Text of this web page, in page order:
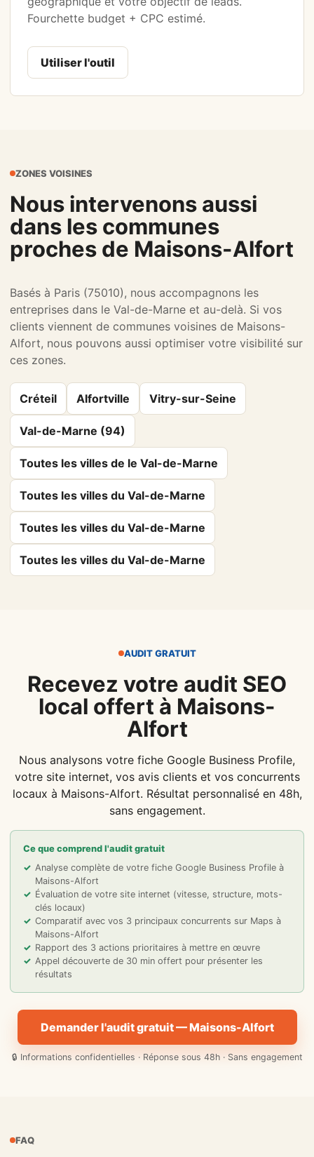
Fourchette budget + CPC estimé.
Utiliser l'outil
ZONES VOISINES
Nous intervenons aussi
dans les communes
proches de Maisons-Alfort
Basés à Paris (75010), nous accompagnons les
entreprises dans le Val-de-Marne et au-delà. Si vos
clients viennent de communes voisines de Maisons-
Alfort, nous pouvons aussi optimiser votre visibilité sur
ces zones.
Créteil Alfortville Vitry-sur-Seine
Val-de-Marne (94)
Toutes les villes de le Val-de-Marne
Toutes les villes du Val-de-Marne
Toutes les villes du Val-de-Marne
Toutes les villes du Val-de-Marne
AUDIT GRATUIT
Recevez votre audit SEO
local offert à Maisons-
Alfort
Nous analysons votre fiche Google Business Profile,
votre site internet, vos avis clients et vos concurrents
locaux à Maisons-Alfort. Résultat personnalisé en 48h,
sans engagement.
Ce que comprend l'audit gratuit
Analyse complète de votre fiche Google Business Profile à
Maisons-Alfort
Évaluation de votre site internet (vitesse, structure, mots-
clés locaux)
Comparatif avec vos 3 principaux concurrents sur Maps à
Maisons-Alfort
Rapport des 3 actions prioritaires à mettre en œuvre
Appel découverte de 30 min offert pour présenter les
résultats
Demander l'audit gratuit — Maisons-Alfort
🔒 Informations confidentielles · Réponse sous 48h · Sans engagement
FAQ